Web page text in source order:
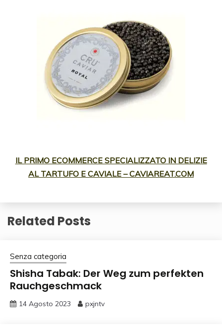
IL PRIMO ECOMMERCE SPECIALIZZATO IN DELIZIE
AL TARTUFO E CAVIALE – CAVIAREAT.COM
Related Posts
Senza categoria
Shisha Tabak: Der Weg zum perfekten
Rauchgeschmack
14 Agosto 2023 pxjntv